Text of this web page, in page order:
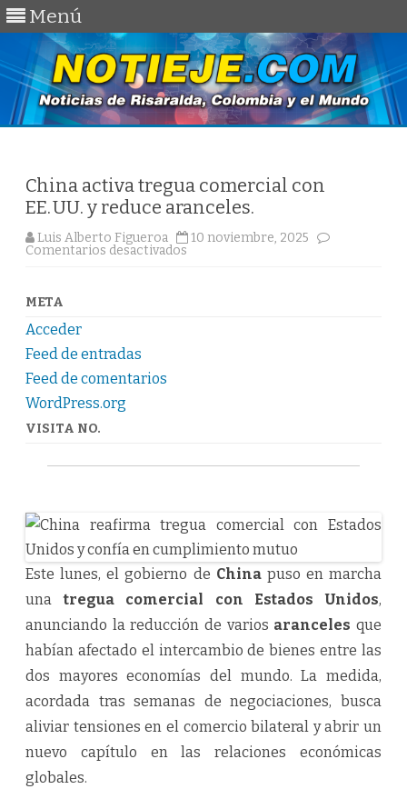
Menú
China activa tregua comercial con
EE. UU. y reduce aranceles.
Luis Alberto Figueroa
10 noviembre, 2025
Comentarios desactivados
META
Acceder
Feed de entradas
Feed de comentarios
WordPress.org
VISITA NO.
Este lunes, el gobierno de Chinapuso en marcha
unatregua comercial con Estados Unidos,
anunciando la reducción de varios aranceles que
habían afectado el intercambio de bienes entre las
dos mayores economías del mundo. La medida,
acordada tras semanas de negociaciones, busca
aliviar tensiones en el comercio bilateral y abrir un
nuevo capítulo en las relaciones económicas
globales.